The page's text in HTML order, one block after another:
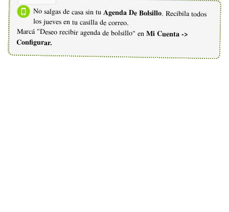
No salgas de casa sin tu Agenda De Bolsillo. Recibila todos
los jueves en tu casilla de correo.
Marcá "Deseo recibir agenda de bolsillo" en Mi Cuenta ->
Configurar.